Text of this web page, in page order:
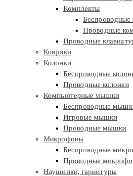
Комплекты
Беспроводные
Проводные
Проводные
Коврики
Колонки
Беспроводные
Проводные колонки
Компьютерные мышки
Беспроводные
Игровые мышки
Проводные мышки
Микрофоны
Беспроводные
Проводные
Наушники, гарнитуры